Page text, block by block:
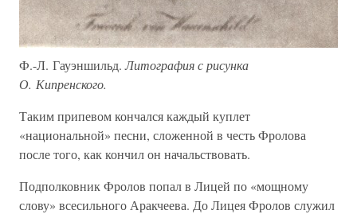
Ф.-Л. Гауэншильд.Литография с рисунка
О. Кипренского.
Таким припевом кончался каждый куплет
«национальной» песни, сложенной в честь Фролова
после того, как кончил он начальствовать.
Подполковник Фролов попал в Лицей по «мощному
слову» всесильного Аракчеева. До Лицея Фролов служил